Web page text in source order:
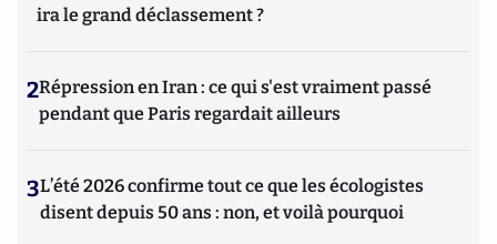
ira le grand déclassement ?
2Répression en Iran : ce qui s'est vraiment passé
pendant que Paris regardait ailleurs
3L’été 2026 confirme tout ce que les écologistes
disent depuis 50 ans : non, et voilà pourquoi